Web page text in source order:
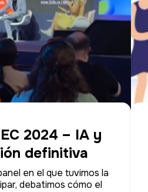
2024 – IA y
definitiva
en el que tuvimos la
debatimos cómo el